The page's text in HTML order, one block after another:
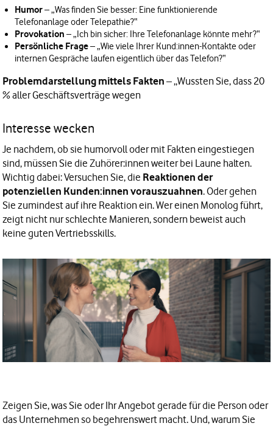
Humor– „Was finden Sie besser: Eine funktionierende
Telefonanlage oder Telepathie?“
Provokation – „Ich bin sicher: Ihre Telefonanlage könnte mehr?“
Persönliche Frage– „Wie viele Ihrer Kund:innen-Kontakte oder
internen Gespräche laufen eigentlich über das Telefon?“
Problemdarstellung mittels Fakten – „Wussten Sie, dass 20
% aller Geschäftsverträge wegen
Interesse wecken
Je nachdem, ob sie humorvoll oder mit Fakten eingestiegen
sind, müssen Sie die Zuhörer:innen weiter bei Laune halten.
Wichtig dabei: Versuchen Sie, die Reaktionen der
potenziellen Kunden:innen vorauszuahnen. Oder gehen
Sie zumindest auf ihre Reaktion ein. Wer einen Monolog führt,
zeigt nicht nur schlechte Manieren, sondern beweist auch
keine gutenVertriebsskills.
Zeigen Sie, was Sie oder Ihr Angebot gerade für die Person oder
das Unternehmen so begehrenswert macht. Und, warum Sie